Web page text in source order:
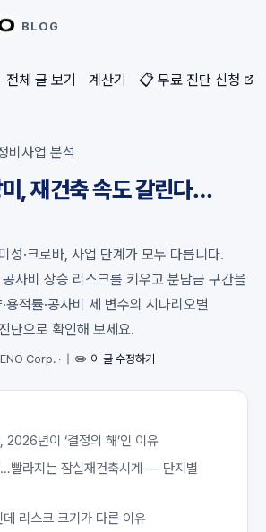
BLOG
전체 글 보기 계산기 📋 무료 진단 신청
비사업 분석
, 재건축 속도 갈린다…
성·크로바, 사업 단계가 모두 다릅니다.
사비 상승 리스크를 키우고 분담금 구간을
용적률·공사비 세 변수의 시나리오별
단으로 확인해 보세요.
Corp. · ✏️ 이 글 수정하기
2026년이 ‘결정의 해’인 이유
빨라지는 잠실재건축시계 — 단지별
리스크 크기가 다른 이유